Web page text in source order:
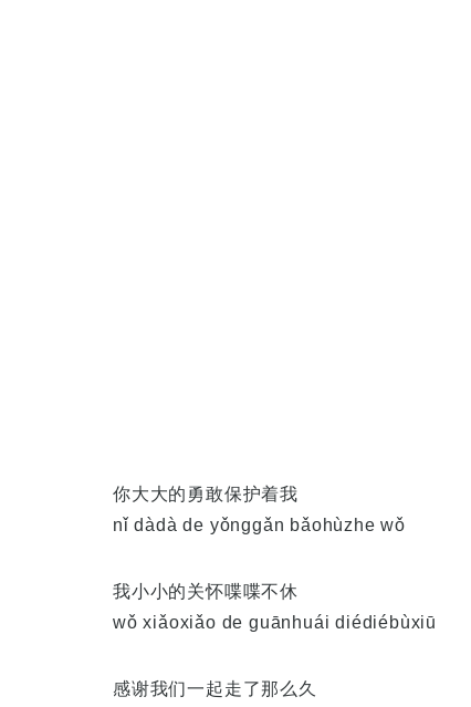
你大大的勇敢保护着我
nǐ dàdà de yǒnggǎn bǎohùzhe wǒ
我小小的关怀喋喋不休
wǒ xiǎoxiǎo de guānhuái diédiébùxiū
感谢我们一起走了那么久